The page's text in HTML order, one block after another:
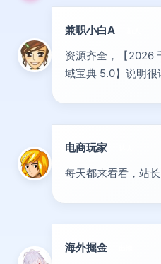
兼职小白A
资源齐全，【2026
域宝典 5.0】说明很
电商玩家
每天都来看看，站长
海外掘金